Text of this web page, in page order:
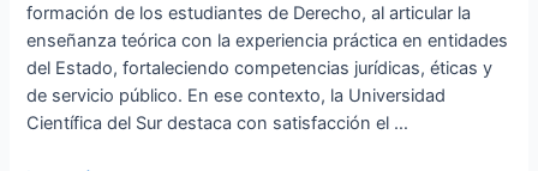
formación de los estudiantes de Derecho, al articular la
enseñanza teórica con la experiencia práctica en entidades
del Estado, fortaleciendo competencias jurídicas, éticas y
de servicio público. En ese contexto, la Universidad
Científica del Sur destaca con satisfacción el …